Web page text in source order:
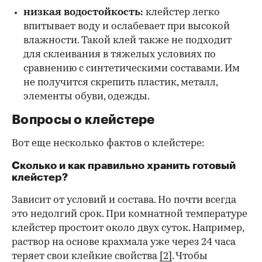
низкая водостойкость: клейстер легко
впитывает воду и ослабевает при высокой
влажности. Такой клей также не подходит
для склеивания в тяжелых условиях по
сравнению с синтетическими составами. Им
не получится скрепить пластик, металл,
элементы обуви, одежды.
Вопросы о клейстере
Вот еще несколько фактов о клейстере:
Сколько и как правильно хранить готовый
клейстер?
Зависит от условий и состава. Но почти всегда
это недолгий срок. При комнатной температуре
клейстер простоит около двух суток. Например,
раствор на основе крахмала уже через 24 часа
теряет свои клейкие свойства [2] . Чтобы